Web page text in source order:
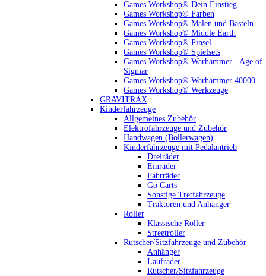
Games Workshop® Dein Einstieg
Games Workshop® Farben
Games Workshop® Malen und Basteln
Games Workshop® Middle Earth
Games Workshop® Pinsel
Games Workshop® Spielsets
Games Workshop® Warhammer - Age of
Sigmar
Games Workshop® Warhammer 40000
Games Workshop® Werkzeuge
GRAVITRAX
Kinderfahrzeuge
Allgemeines Zubehör
Elektrofahrzeuge und Zubehör
Handwagen (Bollerwagen)
Kinderfahrzeuge mit Pedalantrieb
Dreiräder
Einräder
Fahrräder
Go Carts
Sonstige Tretfahrzeuge
Traktoren und Anhänger
Roller
Klassische Roller
Streetroller
Rutscher/Sitzfahrzeuge und Zubehör
Anhänger
Laufräder
Rutscher/Sitzfahrzeuge